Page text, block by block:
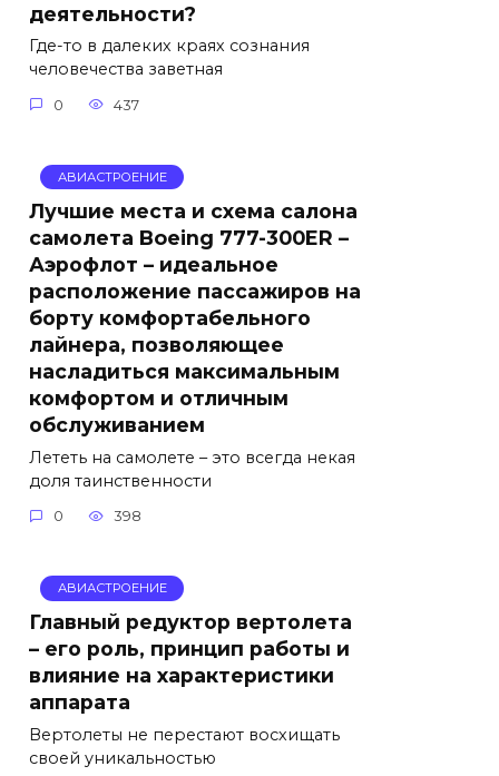
деятельности?
Где-то в далеких краях сознания
человечества заветная
0 437
АВИАСТРОЕНИЕ
Лучшие места и схема салона
самолета Boeing 777-300ER –
Аэрофлот – идеальное
расположение пассажиров на
борту комфортабельного
лайнера, позволяющее
насладиться максимальным
комфортом и отличным
обслуживанием
Лететь на самолете – это всегда некая
доля таинственности
0 398
АВИАСТРОЕНИЕ
Главный редуктор вертолета
– его роль, принцип работы и
влияние на характеристики
аппарата
Вертолеты не перестают восхищать
своей уникальностью